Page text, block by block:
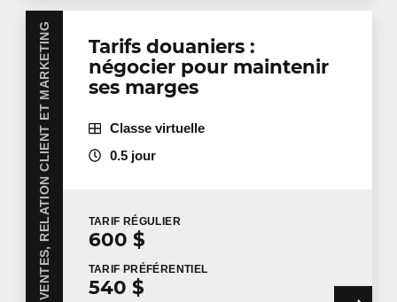
VENTES, RELATION CLIENT ET MARKETING
Tarifs douaniers :
négocier pour maintenir
ses marges
Classe virtuelle
0.5 jour
TARIF RÉGULIER
600 $
TARIF PRÉFÉRENTIEL
540 $